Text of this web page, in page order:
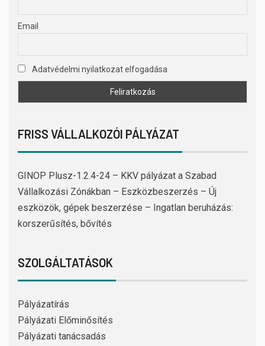
Email
Adatvédelmi nyilatkozat elfogadása
FRISS VÁLLALKOZÓI PÁLYÁZAT
GINOP Plusz-1.2.4-24 – KKV pályázat a Szabad
Vállalkozási Zónákban – Eszközbeszerzés – Új
eszközök, gépek beszerzése – Ingatlan beruházás:
korszerűsítés, bővítés
SZOLGÁLTATÁSOK
Pályázatírás
Pályázati Előminősítés
Pályázati tanácsadás